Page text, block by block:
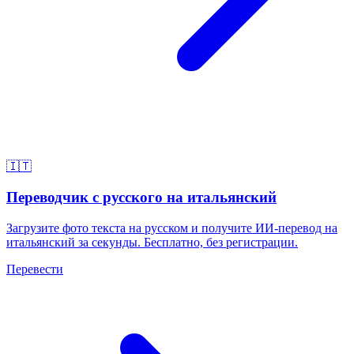
🇮🇹
Переводчик с русского на итальянский
Загрузите фото текста на русском и получите ИИ-перевод на
итальянский за секунды. Бесплатно, без регистрации.
Перевести